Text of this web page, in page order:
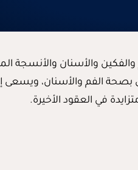
والأسنان والأنسجة
الفم والأسنان، ويسعى
في العقود الأخيرة.